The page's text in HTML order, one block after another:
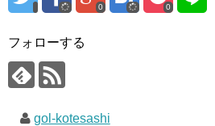
0 0
フォローする
gol-kotesashi